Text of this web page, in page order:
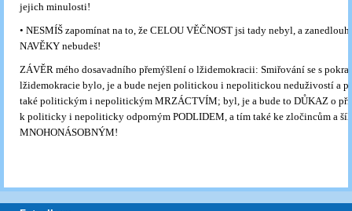
jejich minulosti!
• NESMÍŠ zapomínat na to, že CELOU VĚČNOST jsi tady nebyl, a
NAVĚKY nebudeš!
ZÁVĚR mého dosavadního přemýšlení o lžidemokracii: Smiřování se s
lžidemokracie bylo, je a bude nejen politickou i nepolitickou neduživostí a
také politickým i nepolitickým MRZÁCTVÍM; byl, je a bude to DŮKAZ o
k politicky i nepoliticky odporným PODLIDEM, a tím také ke zločincům a
MNOHONÁSOBNÝM!